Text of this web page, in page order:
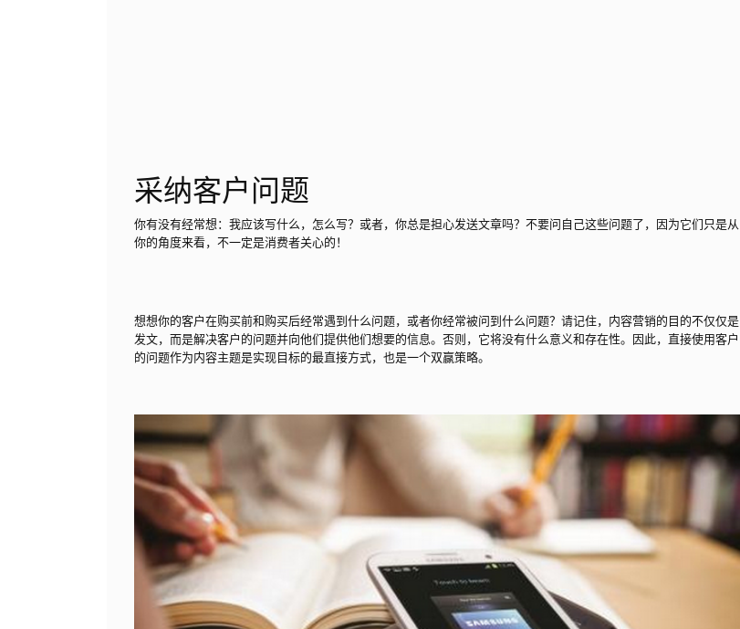
采纳客户问题
你有没有经常想：我应该写什么，怎么写？或者，你总是担心发送文章吗？不要问自己这些问题了，因为它们只是从
你的角度来看，不一定是消费者关心的！
想想你的客户在购买前和购买后经常遇到什么问题，或者你经常被问到什么问题？请记住，内容营销的目的不仅仅是
发文，而是解决客户的问题并向他们提供他们想要的信息。否则，它将没有什么意义和存在性。因此，直接使用客户
的问题作为内容主题是实现目标的最直接方式，也是一个双赢策略。